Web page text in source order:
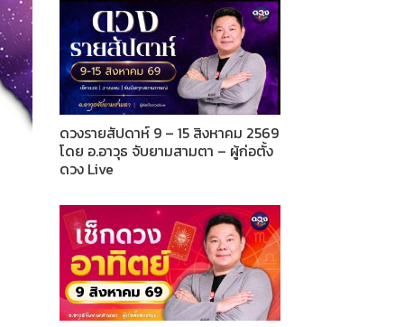
ดวงรายสัปดาห์ 9 – 15 สิงหาคม 2569
โดย อ.อาวุธ จับยามสามตา – ผู้ก่อตั้ง
ดวง Live